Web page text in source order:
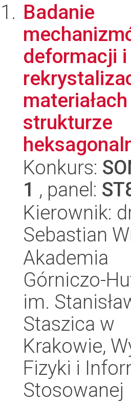
Badanie
deformacji i
strukturze
Konkurs:
1 , panel:
Kierownik:
Sebastian
Akademia
Górniczo-
im.
Staszica w
Krakowie,
Fizyki i
Stosowanej